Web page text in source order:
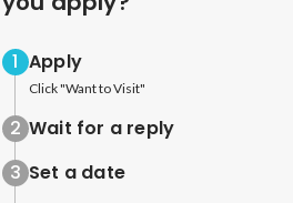
Apply
Click "Want to Visit"
Wait for a reply
Set a date